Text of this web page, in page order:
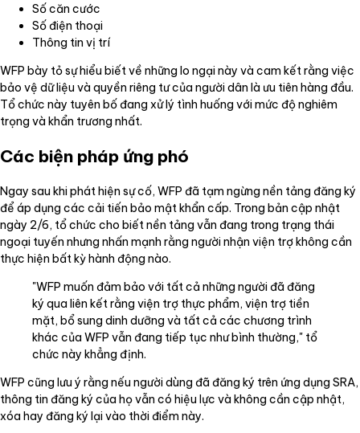
Số căn cước
Số điện thoại
Thông tin vị trí
WFP bày tỏ sự hiểu biết về những lo ngại này và cam kết rằng việc
bảo vệ dữ liệu và quyền riêng tư của người dân là ưu tiên hàng đầu.
Tổ chức này tuyên bố đang xử lý tình huống với mức độ nghiêm
trọng và khẩn trương nhất.
Các biện pháp ứng phó
Ngay sau khi phát hiện sự cố, WFP đã tạm ngừng nền tảng đăng ký
để áp dụng các cải tiến bảo mật khẩn cấp. Trong bản cập nhật
ngày 2/6, tổ chức cho biết nền tảng vẫn đang trong trạng thái
ngoại tuyến nhưng nhấn mạnh rằng người nhận viện trợ không cần
thực hiện bất kỳ hành động nào.
"WFP muốn đảm bảo với tất cả những người đã đăng
ký qua liên kết rằng viện trợ thực phẩm, viện trợ tiền
mặt, bổ sung dinh dưỡng và tất cả các chương trình
khác của WFP vẫn đang tiếp tục như bình thường," tổ
chức này khẳng định.
WFP cũng lưu ý rằng nếu người dùng đã đăng ký trên ứng dụng SRA,
thông tin đăng ký của họ vẫn có hiệu lực và không cần cập nhật,
xóa hay đăng ký lại vào thời điểm này.